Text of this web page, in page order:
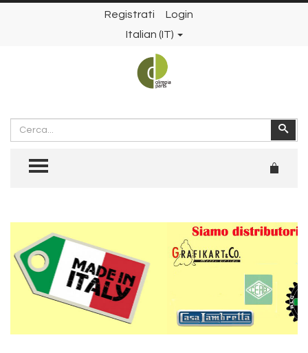
Registrati
Login
Italian (IT)
Cerca
TOGGLE MENU